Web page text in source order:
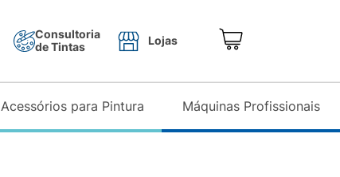
Consultoria
de Tintas
Lojas
Acessórios para Pintura Máquinas Profissionais